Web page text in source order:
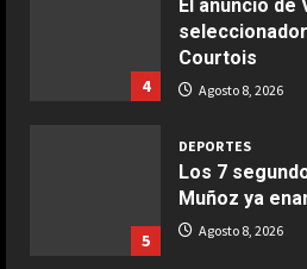
COCINA
COCINA
Ternera
4
El anuncio de
Courtois
Agosto 8, 2026
5
DEPORTES
Los 7
Muñoz ya
Agosto 8, 2026